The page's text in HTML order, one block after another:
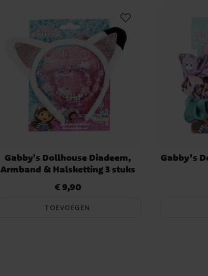
Gabby's Dollhouse Diadeem,
Armband & Halsketting 3 stuks
Prijs:€ 9,90
€ 9,90
TOEVOEGEN
Gabby’s